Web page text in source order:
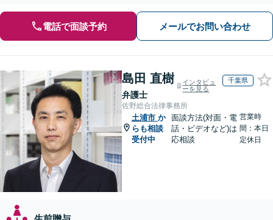
電話で面談予約 メールでお問い合わせ
島田 直樹
弁護士
インタビュ
ーを見る
千葉県
佐野総合法律事務所
土浦市 か
らも相談
受付中
面談方法(対面・電
話・ビデオなど)は
応相談
営業時
間：本日
定休日